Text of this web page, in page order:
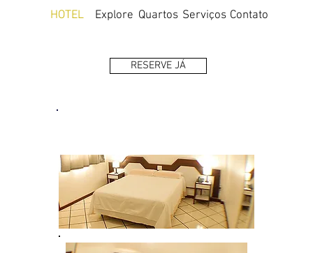
HOTEL Explore Quartos Serviços Contato
RESERVE JÁ